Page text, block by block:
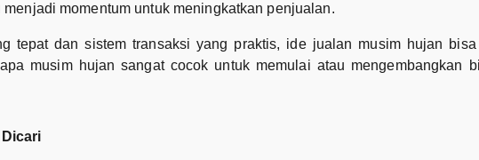
momentum untuk meningkatkan penjualan.
tepat dan sistem transaksi yang praktis, ide jualan musim hujan
musim hujan sangat cocok untuk memulai atau mengembangkan